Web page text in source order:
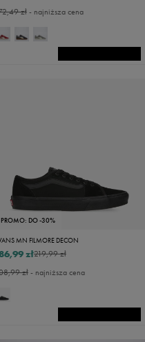
zł- najniższa cena
PROMO: DO -30%
MN FILMORE DECON
219,99 zł
zł
zł- najniższa cena